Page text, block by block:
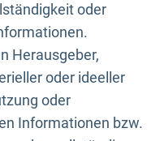
oder
Herausgeber,
oder ideeller
oder
Informationen bzw.